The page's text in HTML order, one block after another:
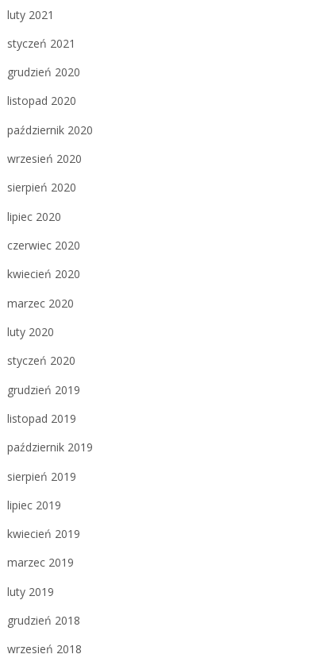
luty 2021
styczeń 2021
grudzień 2020
listopad 2020
październik 2020
wrzesień 2020
sierpień 2020
lipiec 2020
czerwiec 2020
kwiecień 2020
marzec 2020
luty 2020
styczeń 2020
grudzień 2019
listopad 2019
październik 2019
sierpień 2019
lipiec 2019
kwiecień 2019
marzec 2019
luty 2019
grudzień 2018
wrzesień 2018